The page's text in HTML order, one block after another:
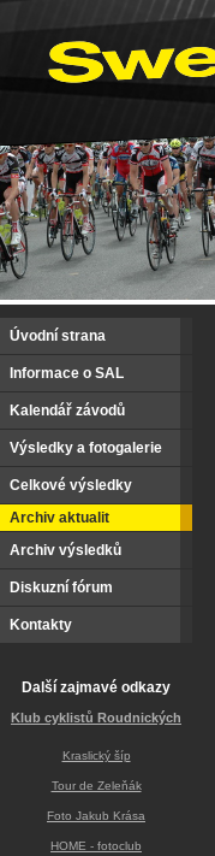
Úvodní strana
Informace o SAL
Kalendář závodů
Výsledky a fotogalerie
Celkové výsledky
Archiv aktualit
Archiv výsledků
Diskuzní fórum
Kontakty
Další zajmavé odkazy
Klub cyklistů Roudnických
Kraslický šíp
Tour de Zeleňák
Foto Jakub Krása
HOME - fotoclub